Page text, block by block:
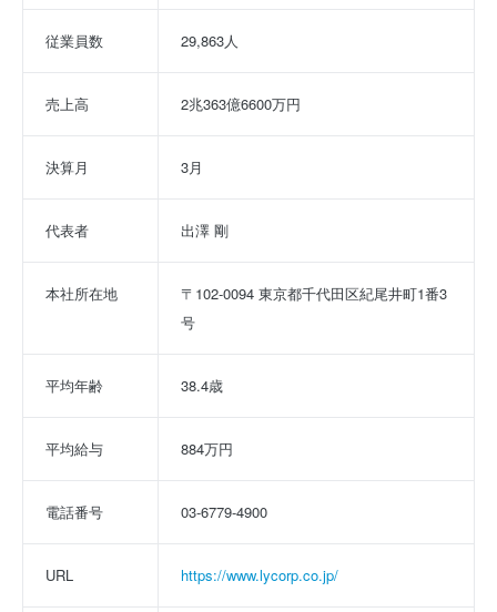
従業員数 29,863人
売上高 2兆363億6600万円
決算月 3月
代表者 出澤 剛
本社所在地
〒102-0094 東京都千代田区紀尾井町1番3
号
平均年齢 38.4歳
平均給与 884万円
電話番号 03-6779-4900
URL https://www.lycorp.co.jp/